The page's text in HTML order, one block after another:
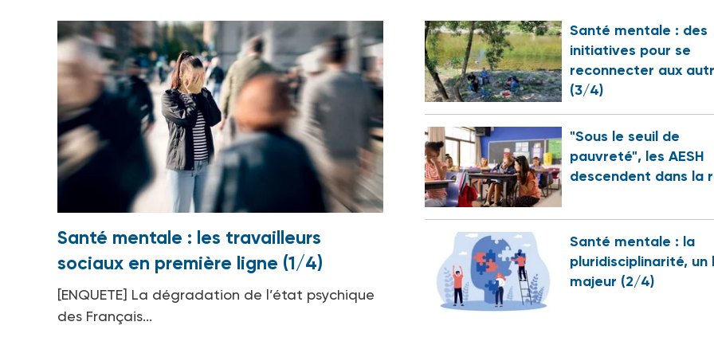
Santé mentale : les travailleurs
sociaux en première ligne (1/4)
[ENQUETE] La dégradation de l’état psychique
des Français...
Santé mentale : des
initiatives pour se
reconnecter aux
(3/4)
"Sous le seuil de
pauvreté", les AESH
descendent dans la
Santé mentale : la
pluridisciplinarité, un
majeur (2/4)